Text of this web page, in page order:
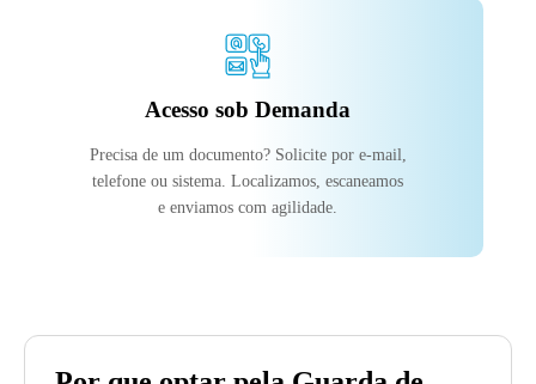
Acesso sob Demanda
Precisa de um documento? Solicite por e-mail,
telefone ou sistema. Localizamos, escaneamos
e enviamos com agilidade.